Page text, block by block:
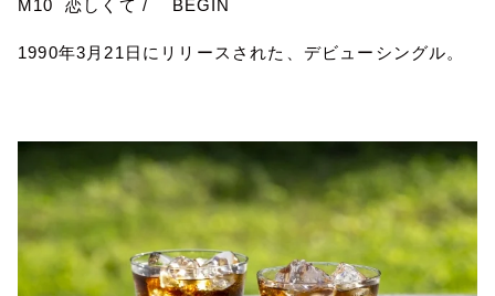
M10 恋しくて / BEGIN
1990年3 月 21 日にリリースされた、デビューシングル。